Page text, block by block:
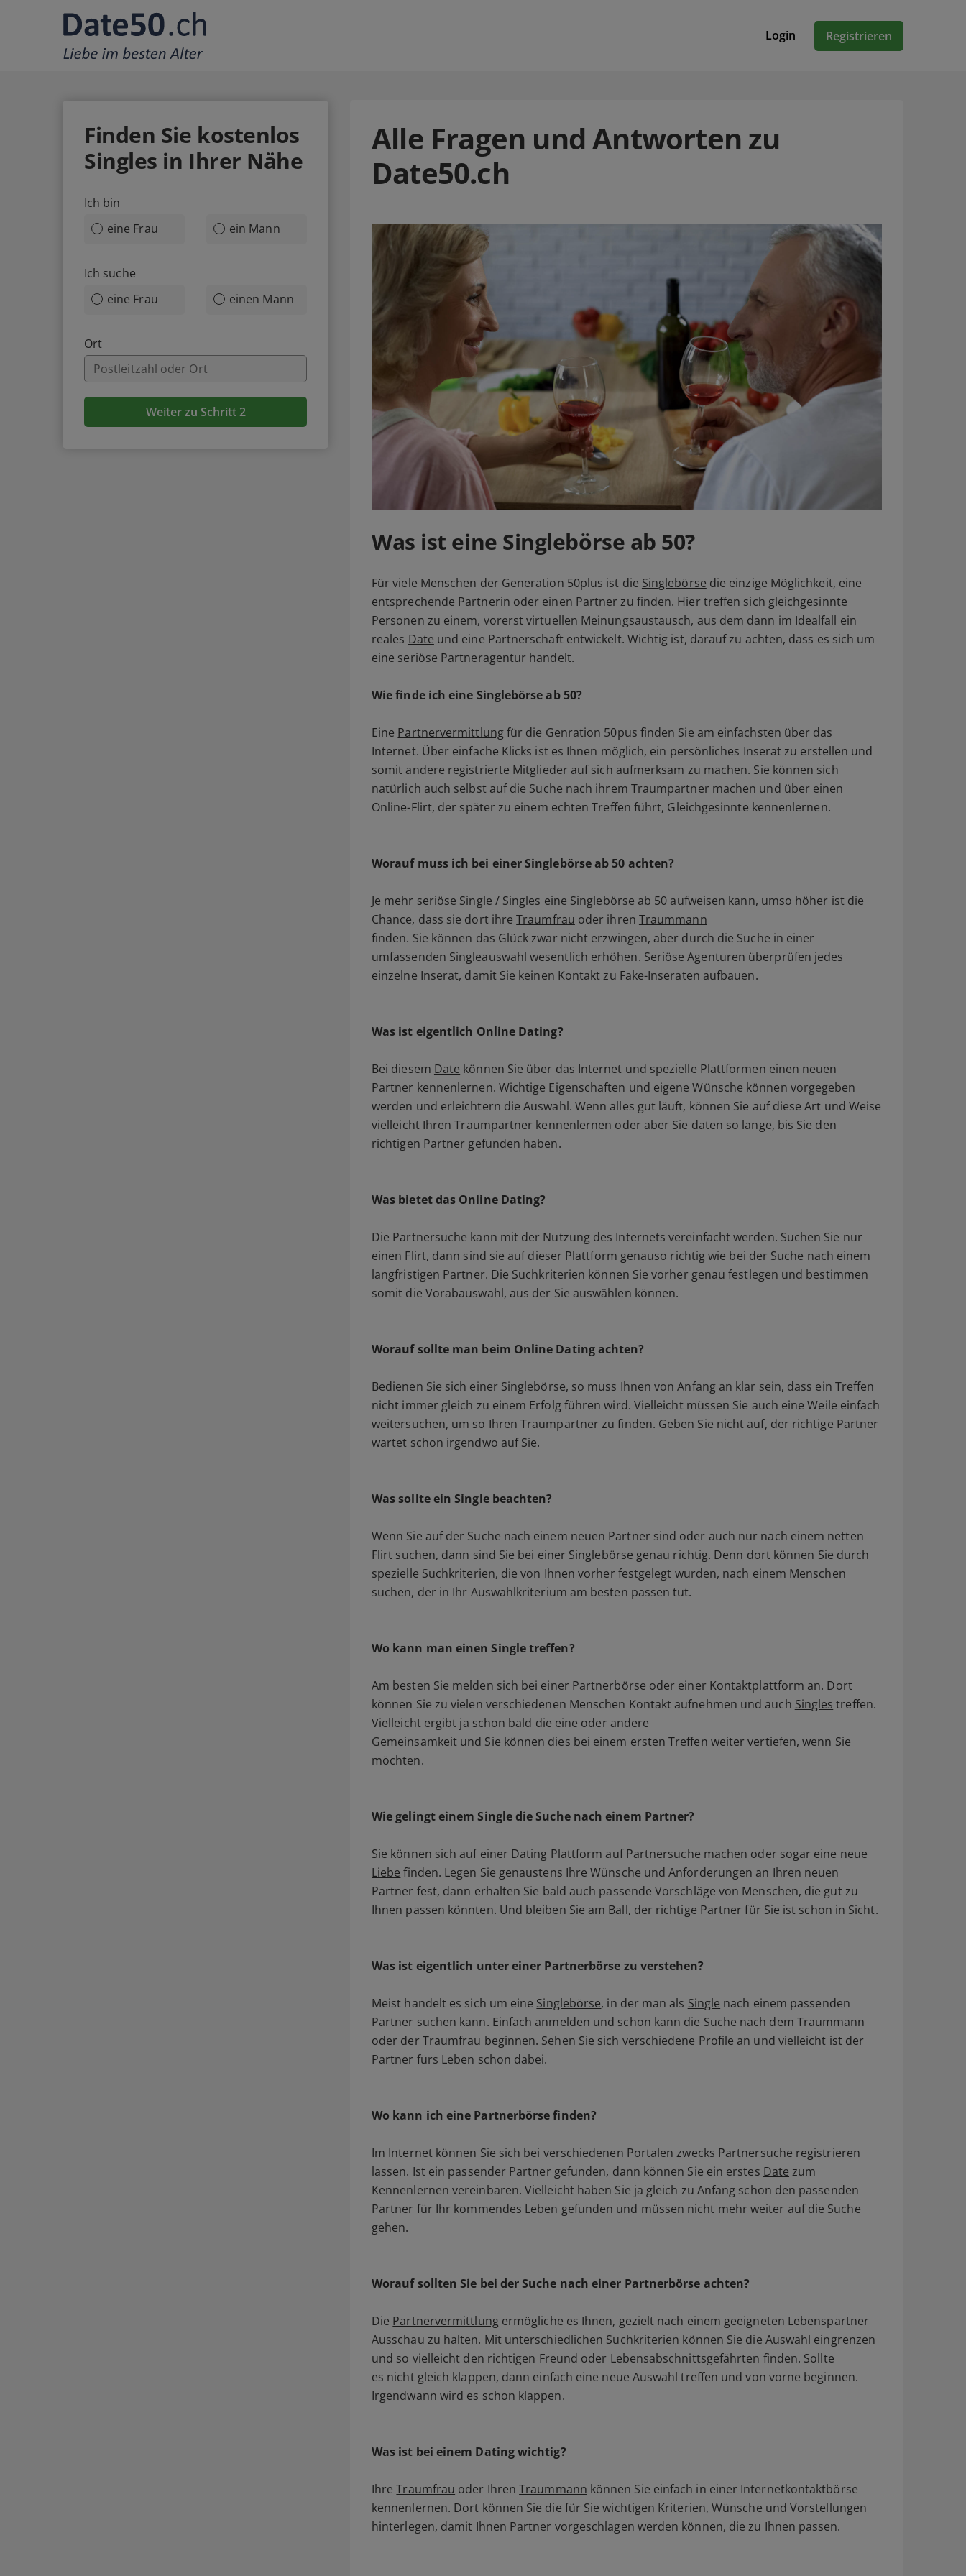
Login Registrieren
Finden Sie kostenlos
Singles in Ihrer Nähe
Ich bin
eine Frau
ein Mann
Ich suche
eine Frau
einen Mann
Ort
Weiter zu Schritt 2
Alle Fragen und Antworten zu
Date50.ch
Was ist eine Singlebörse ab 50?
Für viele Menschen der Generation 50plus ist die Singlebörse die einzige Möglichkeit, eine
entsprechende Partnerin oder einen Partner zu finden. Hier treffen sich gleichgesinnte
Personen zu einem, vorerst virtuellen Meinungsaustausch, aus dem dann im Idealfall ein
reales Date und eine Partnerschaft entwickelt. Wichtig ist, darauf zu achten, dass es sich um
eine seriöse Partneragentur handelt.
Wie finde ich eine Singlebörse ab 50?
Eine Partnervermittlungfür die Genration 50pus finden Sie am einfachsten über das
Internet. Über einfache Klicks ist es Ihnen möglich, ein persönliches Inserat zu erstellen und
somit andere registrierte Mitglieder auf sich aufmerksam zu machen. Sie können sich
natürlich auch selbst auf die Suche nach ihrem Traumpartner machen und über einen
Online-Flirt, der später zu einem echten Treffen führt, Gleichgesinnte kennenlernen.
Worauf muss ich bei einer Singlebörse ab 50 achten?
Je mehr seriöse Single / Singles eine Singlebörse ab 50 aufweisen kann, umso höher ist die
Chance, dass sie dort ihreTraumfrau oder ihren Traummann
finden. Sie können das Glück zwar nicht erzwingen, aber durch die Suche in einer
umfassenden Singleauswahl wesentlich erhöhen. Seriöse Agenturen überprüfen jedes
einzelne Inserat, damit Sie keinen Kontakt zu Fake-Inseraten aufbauen.
Was ist eigentlich Online Dating?
Bei diesem Date können Sie über das Internet und spezielle Plattformen einen neuen
Partner kennenlernen. Wichtige Eigenschaften und eigene Wünsche können vorgegeben
werden und erleichtern die Auswahl. Wenn alles gut läuft, können Sie auf diese Art und Weise
vielleicht Ihren Traumpartner kennenlernen oder aber Sie daten so lange, bis Sie den
richtigen Partner gefunden haben.
Was bietet das Online Dating?
Die Partnersuche kann mit der Nutzung des Internets vereinfacht werden. Suchen Sie nur
einen Flirt, dann sind sie auf dieser Plattform genauso richtig wie bei der Suche nach einem
langfristigen Partner. Die Suchkriterien können Sie vorher genau festlegen und bestimmen
somit die Vorabauswahl, aus der Sie auswählen können.
Worauf sollte man beim Online Dating achten?
Bedienen Sie sich einer Singlebörse, so muss Ihnen von Anfang an klar sein, dass ein Treffen
nicht immer gleich zu einem Erfolg führen wird. Vielleicht müssen Sie auch eine Weile einfach
weitersuchen, um so Ihren Traumpartner zu finden. Geben Sie nicht auf, der richtige Partner
wartet schon irgendwo auf Sie.
Was sollte ein Single beachten?
Wenn Sie auf der Suche nach einem neuen Partner sind oder auch nur nach einem netten
Flirt suchen, dann sind Sie bei einer Singlebörse genau richtig. Denn dort können Sie durch
spezielle Suchkriterien, die von Ihnen vorher festgelegt wurden, nach einem Menschen
suchen, der in Ihr Auswahlkriterium am besten passen tut.
Wo kann man einen Single treffen?
Am besten Sie melden sich bei einer Partnerbörse oder einer Kontaktplattform an. Dort
können Sie zu vielen verschiedenen Menschen Kontakt aufnehmen und auch Singles treffen.
Vielleicht ergibt ja schon bald die eine oder andere
Gemeinsamkeit und Sie können dies bei einem ersten Treffen weiter vertiefen, wenn Sie
möchten.
Wie gelingt einem Single die Suche nach einem Partner?
Sie können sich auf einer Dating Plattform auf Partnersuche machen oder sogar eine neue
Liebe finden. Legen Sie genaustens Ihre Wünsche und Anforderungen an Ihren neuen
Partner fest, dann erhalten Sie bald auch passende Vorschläge von Menschen, die gut zu
Ihnen passen könnten. Und bleiben Sie am Ball, der richtige Partner für Sie ist schon in Sicht.
Was ist eigentlich unter einer Partnerbörse zu verstehen?
Meist handelt es sich um eine Singlebörse, in der man als Single nach einem passenden
Partner suchen kann. Einfach anmelden und schon kann die Suche nach dem Traummann
oder der Traumfrau beginnen. Sehen Sie sich verschiedene Profile an und vielleicht ist der
Partner fürs Leben schon dabei.
Wo kann ich eine Partnerbörse finden?
Im Internet können Sie sich bei verschiedenen Portalen zwecks Partnersuche registrieren
lassen. Ist ein passender Partner gefunden, dann können Sie ein erstes Date zum
Kennenlernen vereinbaren. Vielleicht haben Sie ja gleich zu Anfang schon den passenden
Partner für Ihr kommendes Leben gefunden und müssen nicht mehr weiter auf die Suche
gehen.
Worauf sollten Sie bei der Suche nach einer Partnerbörse achten?
Die Partnervermittlungermögliche es Ihnen, gezielt nach einem geeigneten Lebenspartner
Ausschau zu halten. Mit unterschiedlichen Suchkriterien können Sie die Auswahl eingrenzen
und so vielleicht den richtigen Freund oder Lebensabschnittsgefährten finden. Sollte
es nicht gleich klappen, dann einfach eine neue Auswahl treffen und von vorne beginnen.
Irgendwann wird es schon klappen.
Was ist bei einem Dating wichtig?
IhreTraumfrau oder IhrenTraummann können Sie einfach in einer Internetkontaktbörse
kennenlernen. Dort können Sie die für Sie wichtigen Kriterien, Wünsche und Vorstellungen
hinterlegen, damit Ihnen Partner vorgeschlagen werden können, die zu Ihnen passen.